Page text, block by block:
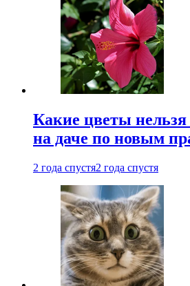
Какие цветы
на даче по новым
2 года спустя2 года спустя